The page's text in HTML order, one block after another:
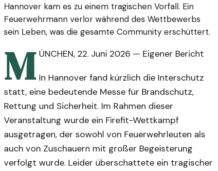
Hannover kam es zu einem tragischen Vorfall. Ein
Feuerwehrmann verlor während des Wettbewerbs
sein Leben, was die gesamte Community erschüttert.
M ÜNCHEN, 22. Juni 2026 — Eigener Bericht
In Hannover fand kürzlich die Interschutz
statt, eine bedeutende Messe für Brandschutz,
Rettung und Sicherheit. Im Rahmen dieser
Veranstaltung wurde ein Firefit-Wettkampf
ausgetragen, der sowohl von Feuerwehrleuten als
auch von Zuschauern mit großer Begeisterung
verfolgt wurde. Leider überschattete ein tragischer